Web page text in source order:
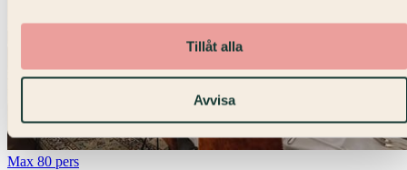
Tillåt alla
Avvisa
Max 80 pers